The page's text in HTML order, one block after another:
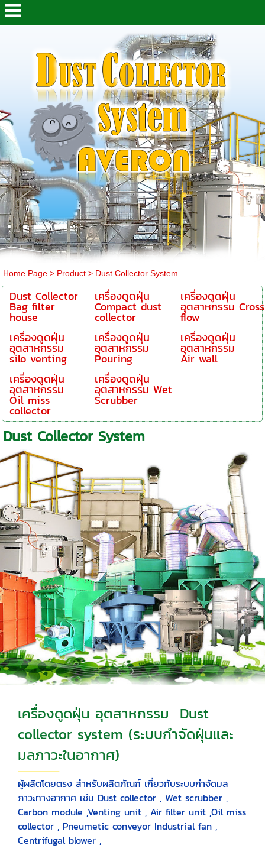
Home Page> Product > Dust Collector System
Dust Collector
Bag filter
house
เครื่องดูดฝุ่น
Compact dust
collector
เครื่องดูดฝุ่น
อุตสาหกรรม Cross
flow
เครื่องดูดฝุ่น
อุตสาหกรรม
silo venting
เครื่องดูดฝุ่น
อุตสาหกรรม
Pouring
เครื่องดูดฝุ่น
อุตสาหกรรม
Air wall
เครื่องดูดฝุ่น
อุตสาหกรรม
Oil miss
collector
เครื่องดูดฝุ่น
อุตสาหกรรม Wet
Scrubber
Dust Collector System
เครื่องดูดฝุ่น อุตสาหกรรม Dust
collector system (ระบบกำจัดฝุ่นและ
มลภาวะในอากาศ)
ผู้ผลิตโดยตรง สำหรับผลิตภัณฑ์ เกี่ยวกับระบบกำจัดมล
ภาวะทางอากาศ เช่น Dust collector , Wet scrubber ,
Carbon module ,Venting unit , Air filter unit ,Oil miss
collector , Pneumetic conveyor Industrial fan ,
Centrifugal blower ,